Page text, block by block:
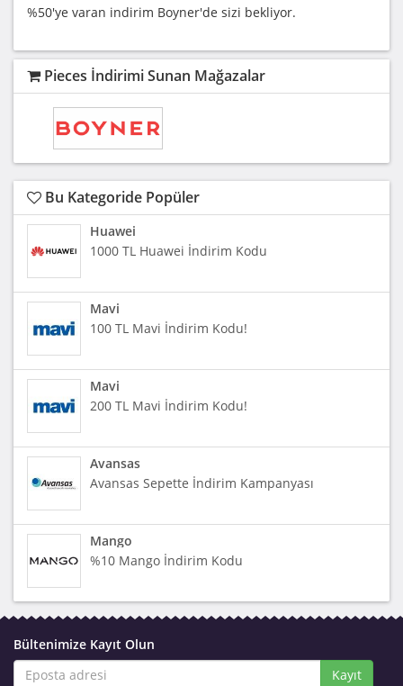
%50'ye varan indirim Boyner'de sizi bekliyor.
Pieces İndirimi Sunan Mağazalar
Bu Kategoride Popüler
Huawei
1000 TL Huawei İndirim Kodu
Mavi
100 TL Mavi İndirim Kodu!
Mavi
200 TL Mavi İndirim Kodu!
Avansas
Avansas Sepette İndirim Kampanyası
Mango
%10 Mango İndirim Kodu
Bültenimize Kayıt Olun
Kayıt